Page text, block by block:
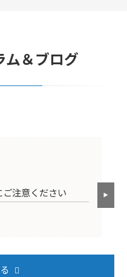
ム＆ブログ
注意ください